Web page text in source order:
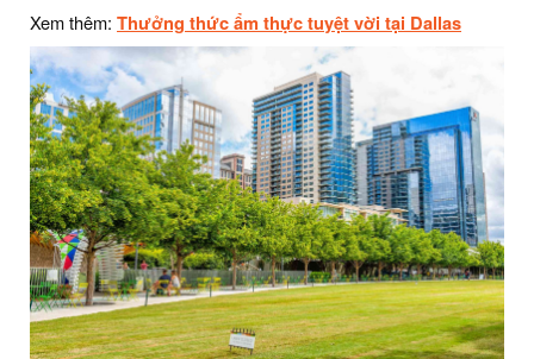
Xem thêm: Thưởng thức ẩm thực tuyệt vời tại Dallas